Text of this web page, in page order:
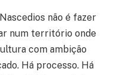
não é fazer
num território onde
com ambição
Há processo. Há